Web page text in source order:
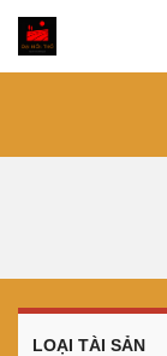
LOẠI TÀI SẢN